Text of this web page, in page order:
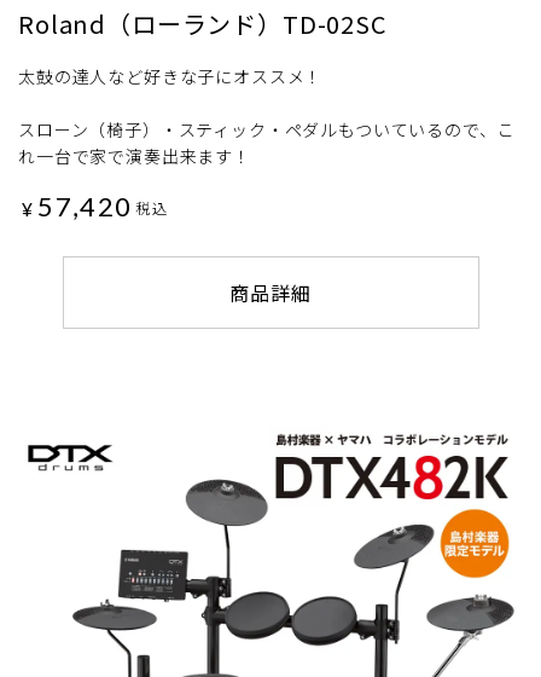
Roland（ローランド）TD-02SC
太鼓の達人など好きな子にオススメ！
スローン（椅子）・スティック・ペダルもついているので、こ
れ一台で家で演奏出来ます！
¥ 57,420 税込
商品詳細